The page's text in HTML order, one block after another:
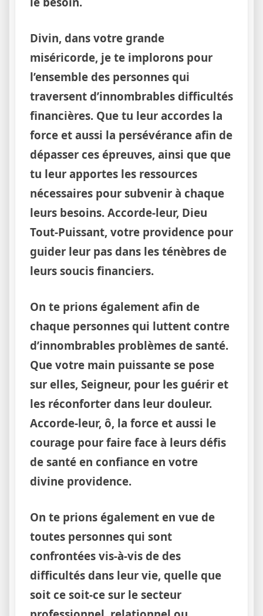
Divin, dans votre grande
miséricorde, je te implorons pour
l’ensemble des personnes qui
traversent d’innombrables difficultés
financières. Que tu leur accordes la
force et aussi la persévérance afin de
dépasser ces épreuves, ainsi que que
tu leur apportes les ressources
nécessaires pour subvenir à chaque
leurs besoins. Accorde-leur, Dieu
Tout-Puissant, votre providence pour
guider leur pas dans les ténèbres de
leurs soucis financiers.
On te prions également afin de
chaque personnes qui luttent contre
d’innombrables problèmes de santé.
Que votre main puissante se pose
sur elles, Seigneur, pour les guérir et
les réconforter dans leur douleur.
Accorde-leur, ô, la force et aussi le
courage pour faire face à leurs défis
de santé en confiance en votre
divine providence.
On te prions également en vue de
toutes personnes qui sont
confrontées vis-à-vis de des
difficultés dans leur vie, quelle que
soit ce soit-ce sur le secteur